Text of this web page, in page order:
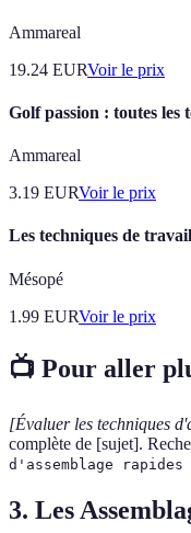
Ammareal
19.24 EURVoir le prix
Golf passion : toutes les
Ammareal
3.19 EURVoir le prix
Les techniques de
Mésopé
1.99 EURVoir le prix
📺 Pour aller
[Évaluer les techniques
complète de [sujet].
d'assemblage rapides
3. Les